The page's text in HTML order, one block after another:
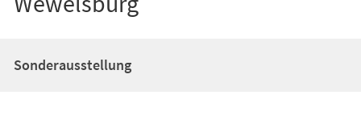
Sonderausstellung